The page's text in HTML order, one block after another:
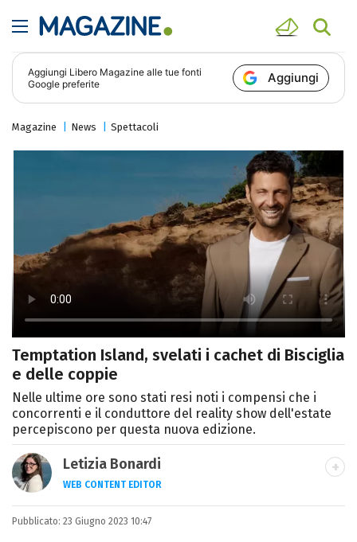
Aggiungi Libero Magazine alle tue fonti
Google preferite
Aggiungi
Magazine News Spettacoli
Temptation Island, svelati i cachet di Bisciglia
e delle coppie
Nelle ultime ore sono stati resi noti i compensi che i
concorrenti e il conduttore del reality show dell'estate
percepiscono per questa nuova edizione.
Letizia Bonardi
WEB CONTENT EDITOR
Content Editor e aspirante giornalista,
appassionata di arte e libri con un amore
Pubblicato: 23 Giugno 2023 10:47